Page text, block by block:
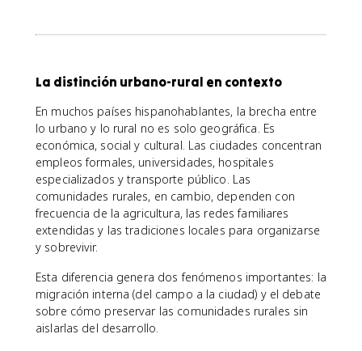
La distinción urbano-rural en contexto
En muchos países hispanohablantes, la brecha entre
lo urbano y lo rural no es solo geográfica. Es
económica, social y cultural. Las ciudades concentran
empleos formales, universidades, hospitales
especializados y transporte público. Las
comunidades rurales, en cambio, dependen con
frecuencia de la agricultura, las redes familiares
extendidas y las tradiciones locales para organizarse
y sobrevivir.
Esta diferencia genera dos fenómenos importantes: la
migración interna (del campo a la ciudad) y el debate
sobre cómo preservar las comunidades rurales sin
aislarlas del desarrollo.